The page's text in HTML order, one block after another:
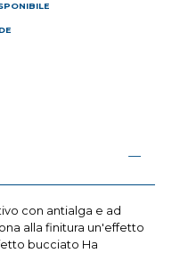
con antialga e ad
alla finitura un'effetto
bucciato Ha